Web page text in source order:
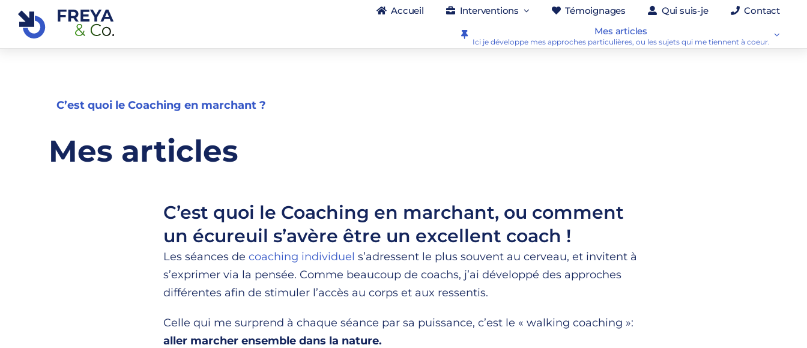
Passer
Accueil Interventions Témoignages Qui suis-je
Contact
Mes articles
Ici je développe mes approches particulières, ou les sujets qui me tiennent à coeur.
C’est quoi le Coaching en marchant ?
Mes articles
C’est quoi le Coaching en marchant, ou comment
un écureuil s’avère être un excellent coach !
Les séances de coaching individuel s’adressent le plus souvent au cerveau, et invitent à
s’exprimer via la pensée. Comme beaucoup de coachs, j’ai développé des approches
différentes afin de stimuler l’accès au corps et aux ressentis.
Celle qui me surprend à chaque séance par sa puissance, c’est le « walking coaching »:
aller marcher ensemble dans la nature.